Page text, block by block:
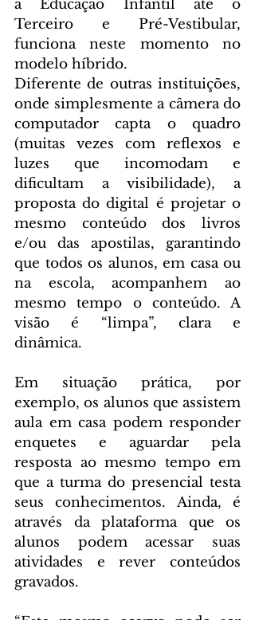
a Educação Infantil até o
Terceiro e Pré-Vestibular,
funciona neste momento no
modelo híbrido.
Diferente de outras instituições,
onde simplesmente a câmera do
computador capta o quadro
(muitas vezes com reflexos e
luzes que incomodam e
dificultam a visibilidade), a
proposta do digital é projetar o
mesmo conteúdo dos livros
e/ou das apostilas, garantindo
que todos os alunos, em casa ou
na escola, acompanhem ao
mesmo tempo o conteúdo. A
visão é “limpa”, clara e
dinâmica.
Em situação prática, por
exemplo, os alunos que assistem
aula em casa podem responder
enquetes e aguardar pela
resposta ao mesmo tempo em
que a turma do presencial testa
seus conhecimentos. Ainda, é
através da plataforma que os
alunos podem acessar suas
atividades e rever conteúdos
gravados.